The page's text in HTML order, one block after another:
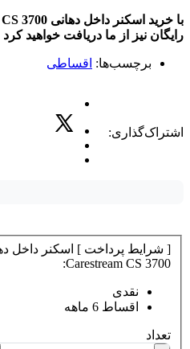
رایگان نیز از ما دریافت خواهید کرد
برچسب‌ها: اقساطی
اشتراک‌گذاری:
Carestream CS 3700:
نقدی
اقساط 6 ماهه
تعداد